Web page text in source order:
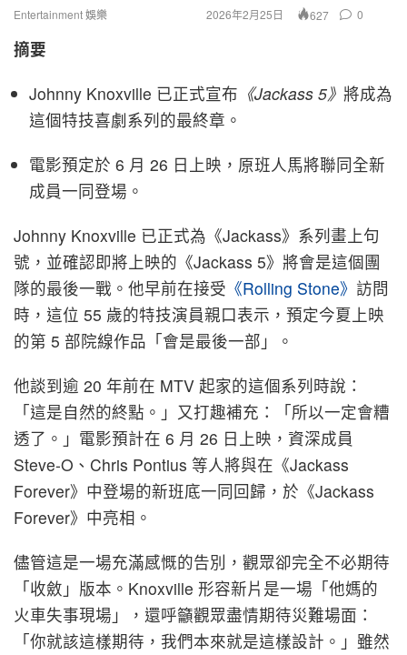
Entertainment 娛樂 2026年2月25日 627 0
摘要
Johnny Knoxville 已正式宣布 《Jackass 5》 將成為
這個特技喜劇系列的最終章。
電影預定於 6 月 26 日上映，原班人馬將聯同全新
成員一同登場。
Johnny Knoxville 已正式為《Jackass》系列畫上句
號，並確認即將上映的《Jackass 5》將會是這個團
隊的最後一戰。他早前在接受 《Rolling Stone》 訪問
時，這位 55 歲的特技演員親口表示，預定今夏上映
的第 5 部院線作品「會是最後一部」。
他談到逾 20 年前在 MTV 起家的這個系列時說：
「這是自然的終點。」又打趣補充：「所以一定會糟
透了。」電影預計在 6 月 26 日上映，資深成員
Steve-O、Chris Pontius 等人將與在《Jackass
Forever》中登場的新班底一同回歸，於《Jackass
Forever》中亮相。
儘管這是一場充滿感慨的告別，觀眾卻完全不必期待
「收斂」版本。Knoxville 形容新片是一場「他媽的
火車失事現場」，還呼籲觀眾盡情期待災難場面：
「你就該這樣期待，我們本來就是這樣設計。」雖然